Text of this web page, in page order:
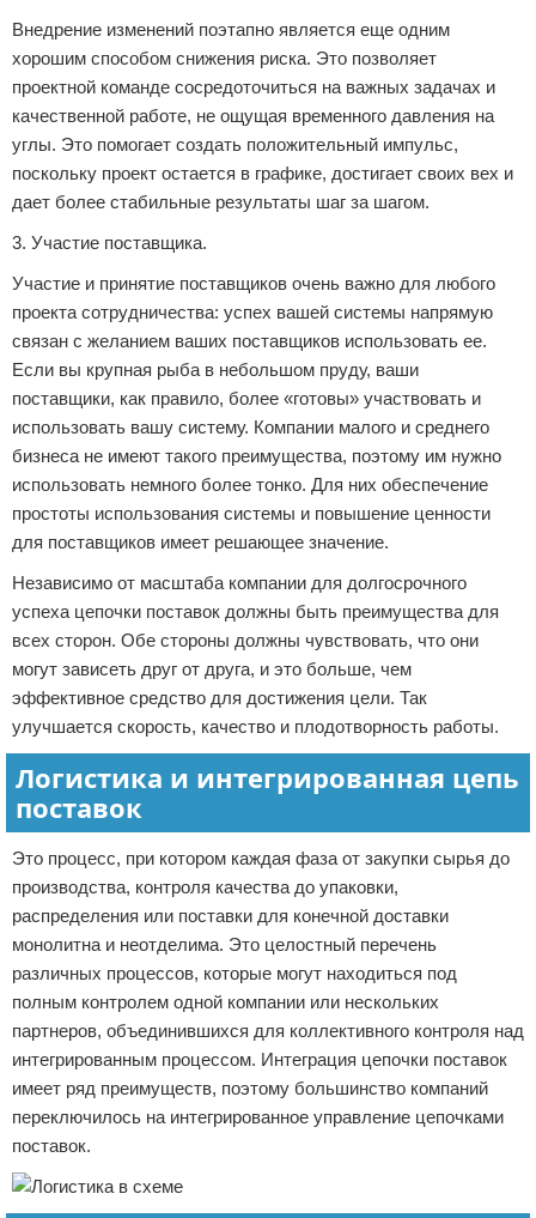
Внедрение изменений поэтапно является еще одним
хорошим способом снижения риска. Это позволяет
проектной команде сосредоточиться на важных задачах и
качественной работе, не ощущая временного давления на
углы. Это помогает создать положительный импульс,
поскольку проект остается в графике, достигает своих вех и
дает более стабильные результаты шаг за шагом.
3. Участие поставщика.
Участие и принятие поставщиков очень важно для любого
проекта сотрудничества: успех вашей системы напрямую
связан с желанием ваших поставщиков использовать ее.
Если вы крупная рыба в небольшом пруду, ваши
поставщики, как правило, более «готовы» участвовать и
использовать вашу систему. Компании малого и среднего
бизнеса не имеют такого преимущества, поэтому им нужно
использовать немного более тонко. Для них обеспечение
простоты использования системы и повышение ценности
для поставщиков имеет решающее значение.
Независимо от масштаба компании для долгосрочного
успеха цепочки поставок должны быть преимущества для
всех сторон. Обе стороны должны чувствовать, что они
могут зависеть друг от друга, и это больше, чем
эффективное средство для достижения цели. Так
улучшается скорость, качество и плодотворность работы.
Логистика и интегрированная цепь
поставок
Это процесс, при котором каждая фаза от закупки сырья до
производства, контроля качества до упаковки,
распределения или поставки для конечной доставки
монолитна и неотделима. Это целостный перечень
различных процессов, которые могут находиться под
полным контролем одной компании или нескольких
партнеров, объединившихся для коллективного контроля над
интегрированным процессом. Интеграция цепочки поставок
имеет ряд преимуществ, поэтому большинство компаний
переключилось на интегрированное управление цепочками
поставок.